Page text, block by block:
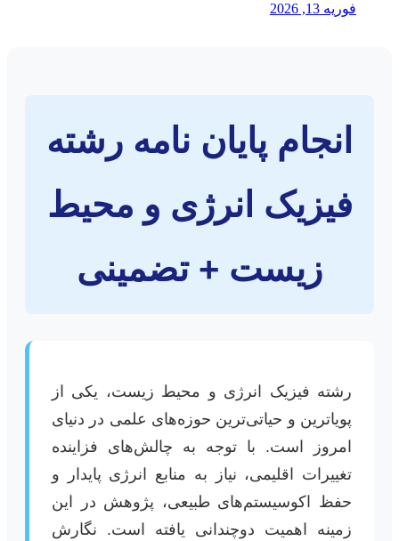
فوریه 13, 2026
انجام پایان نامه رشته
فیزیک انرژی و محیط
زیست + تضمینی
رشته فیزیک انرژی و محیط زیست، یکی از
پویاترین و حیاتی‌ترین حوزه‌های علمی در دنیای
امروز است. با توجه به چالش‌های فزاینده
تغییرات اقلیمی، نیاز به منابع انرژی پایدار و
حفظ اکوسیستم‌های طبیعی، پژوهش در این
زمینه اهمیت دوچندانی یافته است. نگارش